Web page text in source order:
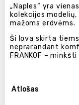
„Naples“ yra
kolekcijos
mažoms erdvėms.
Ši lova skirta
neprarandant
FRANKOF –
Atlošas